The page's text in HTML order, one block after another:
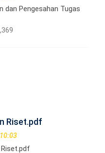
dan Pengesahan Tugas
Riset.pdf